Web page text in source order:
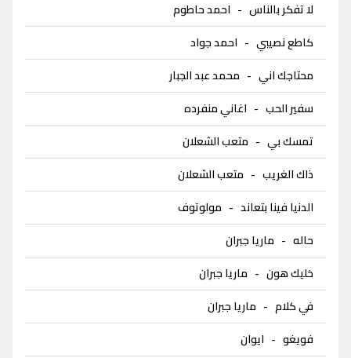
لا تفكر بالناس - احمد حاطوم
كاطع نصيبي - احمد جواد
محتاجك اني - محمد عبد الجبار
سفير الحب - اغاني منفرده
تمسك بي - متعب الشعلان
ذاك الغريب - متعب الشعلان
الدنيا فينا بتعاند - مولوتوف
حاله - ماريا جبران
خليك هون - ماريا جبران
في كلام - ماريا جبران
فويغو - ايوان